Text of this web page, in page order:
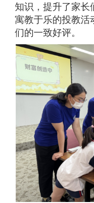
知识，提升了家长
寓教于乐的投教活
们的一致好评。